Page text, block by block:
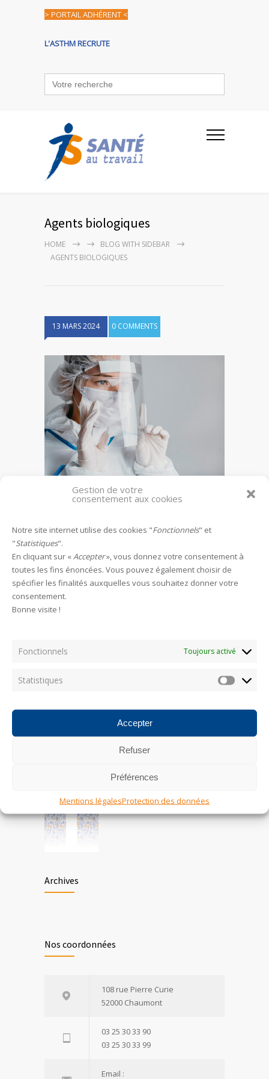
Gestion de votre
consentement aux cookies
Notre site internet utilise des cookies "Fonctionnels" et
"Statistiques".
En cliquant sur « Accepter», vous donnez votre consentement à
toutes les fins énoncées. Vous pouvez également choisir de
spécifier les finalités auxquelles vous souhaitez donner votre
consentement.
Bonne visite !
Fonctionnels Toujours activé
Statistiques
Accepter
Refuser
Préférences
Mentions légalesProtection des données
> PORTAIL ADHÉRENT <
L'ASTHM RECRUTE
Search
for:
Agents biologiques
HOME
BLOG WITH SIDEBAR
AGENTS BIOLOGIQUES
13 MARS 2024 0 COMMENTS
Agents biologiques
Leave a reply
HAMECONS
AUCUNE CATÉGORIE
Les plus consultés
Archives
Nos coordonnées
108 rue Pierre Curie
52000 Chaumont
03 25 30 33 90
03 25 30 33 99
Email :